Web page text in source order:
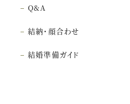
Q&A
結納・顔合わせ
結婚準備ガイド